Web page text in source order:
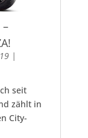
–
|
seit
zählt in
City-